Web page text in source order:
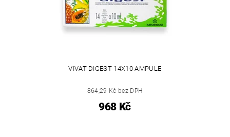
VIVAT DIGEST 14X10 AMPULE
864,29 Kč bez DPH
968 Kč